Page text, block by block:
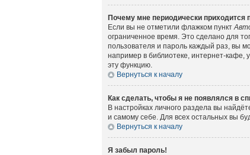
Почему мне периодически приходится
Если вы не отметили флажком пункт
ограниченное время. Это сделано для
пользователя и пароль каждый раз, вы
например в библиотеке, интернет-кафе,
эту функцию.
Вернуться к началу
Как сделать, чтобы я не появлялся в
В настройках личного раздела вы
и самому себе. Для всех остальных вы
Вернуться к началу
Я забыл пароль!